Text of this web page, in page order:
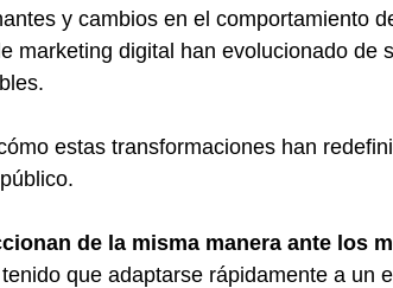
y cambios en el comportamiento
marketing digital han evolucionado de
estas transformaciones han
de la misma manera ante los
que adaptarse rápidamente a un